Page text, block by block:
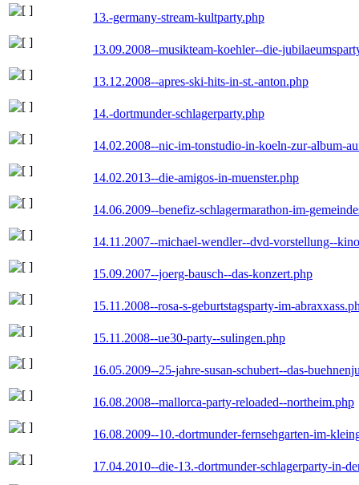
13.-germany-stream-kultparty.php
13.09.2008--musikteam-koehler--die-
13.12.2008--apres-ski-hits-in-st.-anton.php
14.-dortmunder-schlagerparty.php
14.02.2008--nic-im-tonstudio-in-koeln-zur-album-
14.02.2013--die-amigos-in-muenster.php
14.06.2009--benefiz-schlagermarathon-im-
14.11.2007--michael-wendler--dvd-vorstellung--
15.09.2007--joerg-bausch--das-konzert.php
15.11.2008--rosa-s-geburtstagsparty-im-
15.11.2008--ue30-party--sulingen.php
16.05.2009--25-jahre-susan-schubert--das-
16.08.2008--mallorca-party-reloaded--northeim.php
16.08.2009--10.-dortmunder-fernsehgarten-im-
17.04.2010--die-13.-dortmunder-schlagerparty-in-